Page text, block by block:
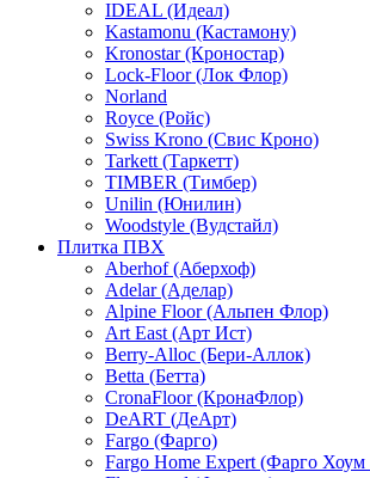
IDEAL (Идеал)
Kastamonu (Кастамону)
Kronostar (Кроностар)
Lock-Floor (Лок Флор)
Norland
Royce (Ройс)
Swiss Krono (Свис Кроно)
Tarkett (Таркетт)
TIMBER (Тимбер)
Unilin (Юнилин)
Woodstyle (Вудстайл)
Плитка ПВХ
Aberhof (Аберхоф)
Adelar (Аделар)
Alpine Floor (Альпен Флор)
Art East (Арт Ист)
Berry-Alloc (Бери-Аллок)
Betta (Бетта)
CronaFloor (КронаФлор)
DeART (ДеАрт)
Fargo (Фарго)
Fargo Home Expert (Фарго Хоум